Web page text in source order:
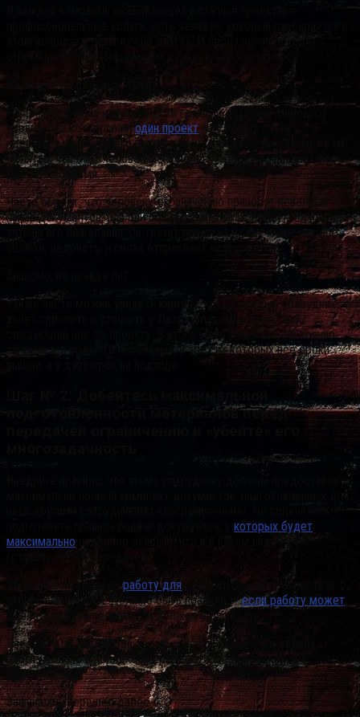
этом вопросе в разы лучше других. И через него проходят
Найти его не составит труда.
Например, у моих клиентов есть главный дизайнер мирового
уровня, без которого ниодин проект не сможет стать
идеальным, если он его не посмотрит или даже не сделает сам.
Понятно, что этот человек мега-перегружен и не успевает все
сделать вовремя.
Часто бывает, что человеку-ограничению приносят неполный
пакет документов, или они оформлены не так, как нужно, или не
учтены его пожелания. Он тратит время на их изучение, находит
ошибки, недочеты и снова отправляет на доработку.
Также часто можно увидеть картину, когда каждый сотрудник
хочет спросить и уточнить у Петра Владимировича свой
следующий шаг по проекту. В итоге Петр Павлович постоянно
занимается сразу 10 проектами, у трех их которых все сроки
подготовленности материалов перед
Внедрите правило, что этому сотруднику должны предоставлять
максимально полный комплект документов, подготовленных для
которых будет
максимально
готовить перед передачей.
Уберите всю грязнуюработу для этого сотрудника, запретите
ему ей заниматься. Должно быть правило —если работу может
сделать другой человек, он должен ее сделать.
Введите для «божества-звезды» новый закон — он делает
работу только в порядке очередности. Без перескоков и
отвлечений.
Зафиналил, перешел далее.